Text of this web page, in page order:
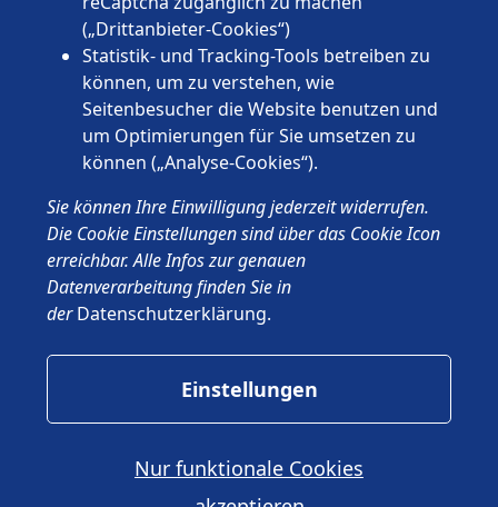
Thüringen
© 2026 Wünschewagen, ein ehrenamtliches Projekt des ASB
Deutschland e.V.
Impressum
Datenschutz
ASB.de
(„Drittanbieter-Cookies“)
Statistik- und Tracking-Tools betreiben zu
können, um zu verstehen, wie
Seitenbesucher die Website benutzen und
um Optimierungen für Sie umsetzen zu
können („Analyse-Cookies“).
Sie können Ihre Einwilligung jederzeit widerrufen.
Die Cookie Einstellungen sind über das Cookie Icon
erreichbar. Alle Infos zur genauen
Datenverarbeitung finden Sie in
der Datenschutzerklärung.
Einstellungen
Nur funktionale Cookies